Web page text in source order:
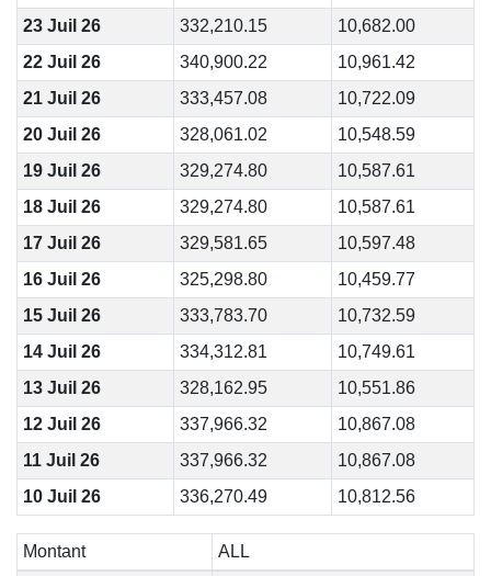
23 Juil 26
332,210.15
10,682.00
22 Juil 26
340,900.22
10,961.42
21 Juil 26
333,457.08
10,722.09
20 Juil 26
328,061.02
10,548.59
19 Juil 26
329,274.80
10,587.61
18 Juil 26
329,274.80
10,587.61
17 Juil 26
329,581.65
10,597.48
16 Juil 26
325,298.80
10,459.77
15 Juil 26
333,783.70
10,732.59
14 Juil 26
334,312.81
10,749.61
13 Juil 26
328,162.95
10,551.86
12 Juil 26
337,966.32
10,867.08
11 Juil 26
337,966.32
10,867.08
10 Juil 26
336,270.49 10,812.56
Montant
ALL